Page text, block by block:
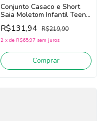
Conjunto Casaco e Short
Saia Moletom Infantil Teen
Bimbi FA780 (Off
White/Bege)
R$131,94 R$219,90
2 x de R$65,97 sem juros
Comprar